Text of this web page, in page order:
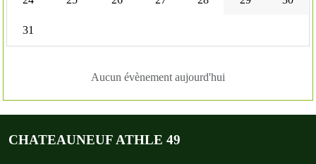
31
Aucun évènement aujourd'hui
CHATEAUNEUF ATHLE 49